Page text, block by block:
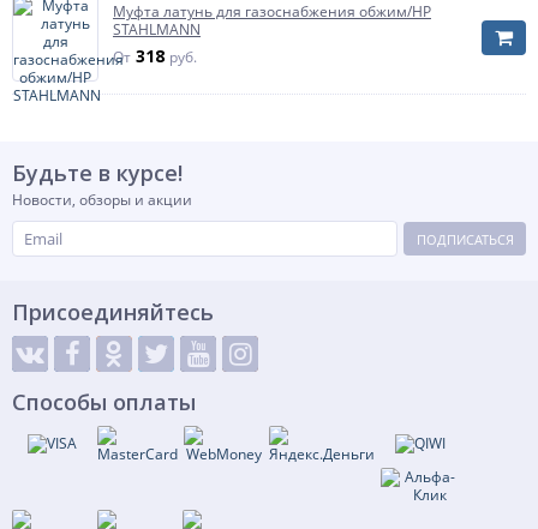
Муфта латунь для газоснабжения обжим/НР
STAHLMANN
От 318 руб.
Будьте в курсе!
Новости, обзоры и акции
ПОДПИСАТЬСЯ
Присоединяйтесь
Способы оплаты